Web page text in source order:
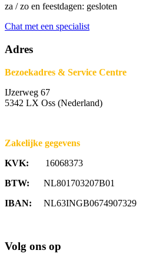
za / zo en feestdagen: gesloten
Chat met een specialist
Adres
Bezoekadres & Service Centre
IJzerweg 67
5342 LX Oss (Nederland)
Zakelijke gegevens
KVK: 16068373
BTW: NL801703207B01
IBAN: NL63INGB0674907329
Volg ons op